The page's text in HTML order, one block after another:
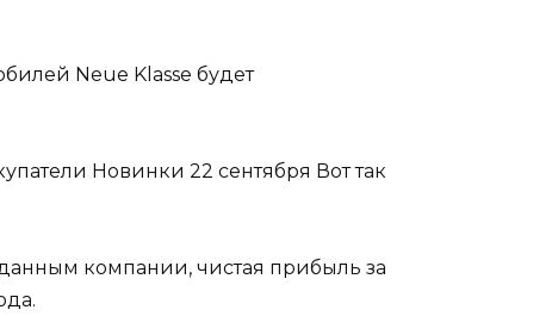
Neue Klasse будет
Новинки 22 сентября Вот так
компании, чистая прибыль за